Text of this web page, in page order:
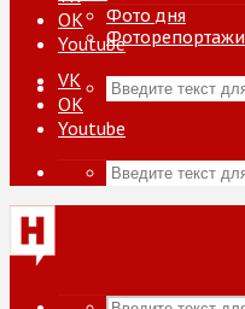
ОК
Youtube
Фото дня
Фоторепортажи
VK
ОК
Youtube